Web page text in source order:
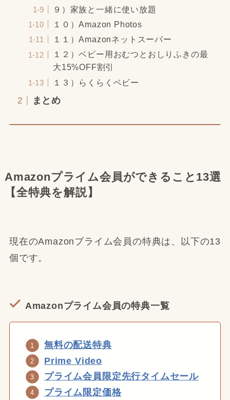
９）家族と一緒に使い放題
１０）Amazon Photos
１１）Amazonネットスーパー
１２）ベビー用おむつとおしりふきの最
大15%OFF割引
１３）らくらくベビー
まとめ
Amazonプライム会員ができること13選
【全特典を解説】
現在のAmazonプライム会員の特典は、以下の13
個です。
Amazonプライム会員の特典一覧
無料の配送特典
Prime Video
プライム会員限定先行タイムセール
プライム限定価格